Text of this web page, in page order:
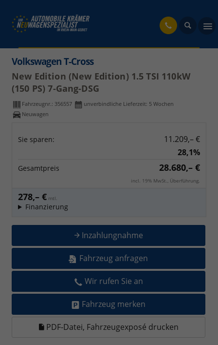
Volkswagen T-Cross
New Edition (New Edition) 1.5 TSI 110kW
(150 PS) 7-Gang-DSG
Fahrzeugnr.: 356557 unverbindliche Lieferzeit: 5 Wochen
Neuwagen
Sie sparen:
11.209,– €
28,1%
Gesamtpreis 28.680,– €
incl. 19% MwSt., Überführung.
278,– € mtl.
Finanzierung
Inzahlungnahme
Fahrzeug anfragen
Wir rufen Sie an
Fahrzeug merken
PDF-Datei, Fahrzeugexposé drucken